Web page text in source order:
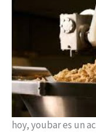
hoy, youbar es un